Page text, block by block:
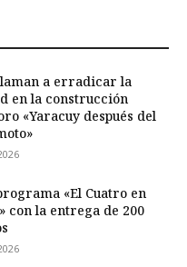
a erradicar la
en la construcción
«Yaracuy después del
«El Cuatro en
con la entrega de 200